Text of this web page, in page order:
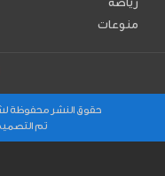
منوعات
حقوق النشر محفوظة
تم